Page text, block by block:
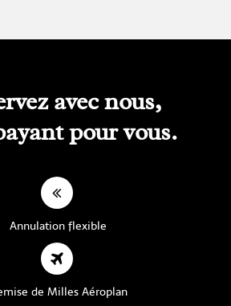
avec nous,
pour vous.
Annulation flexible
de Milles Aéroplan